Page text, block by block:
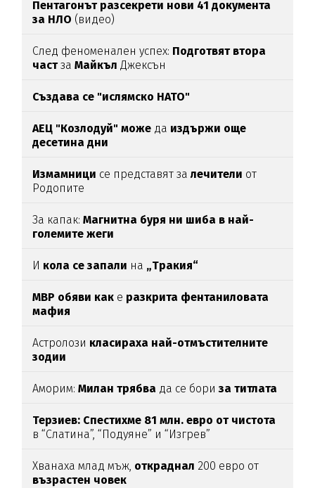
Пентагонът разсекрети нови 41 документа
за НЛО (видео)
След феноменален успех: Подготвят втора
частза Майкъл Джексън
Създава се "ислямско НАТО"
АЕЦ "Козлодуй" може да издържи още
десетина дни
Измамници се представят залечители от
Родопите
За капак:Магнитна буря ни шиба в най-
големите жеги
И кола се запали на „Тракия“
МВР обяви как е разкрита фентаниловата
мафия
Астролози класираха най-отмъстителните
зодии
Аморим:Милан трябва да се бориза титлата
Терзиев: Спестихме 81 млн. евро от чистота
в “Слатина”, “Подуяне” и “Изгрев”
Хванаха млад мъж, откраднал 200 евро от
възрастен човек